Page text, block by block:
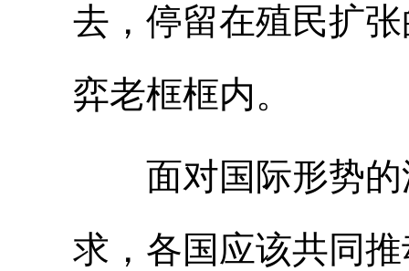
去，停留在殖民扩
弈老框框内。
面对国际形势的
求，各国应该共同